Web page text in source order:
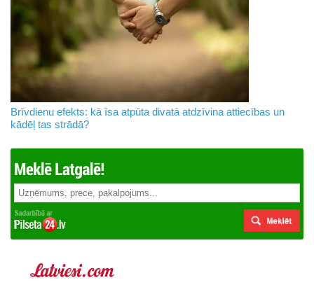
Brīvdienu efekts: kā īsa atpūta divatā atdzīvina attiecības un
kādēļ tas strādā?